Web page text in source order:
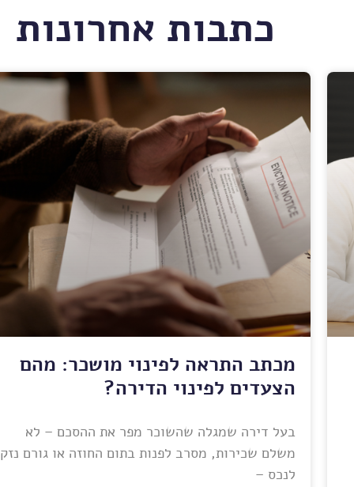
כתבות אחרונות
מכתב התראה לפינוי מושכר: מהם
הצעדים לפינוי הדירה?
בעל דירה שמגלה שהשוכר מפר את ההסכם – לא
משלם שכירות, מסרב לפנות בתום החוזה או גורם נזק
לנכס –